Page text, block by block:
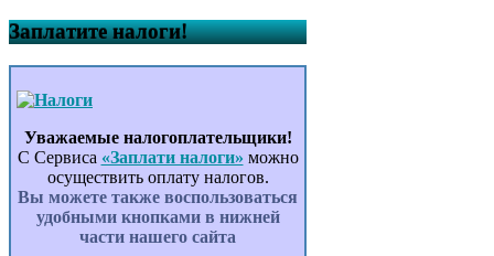
Заплатите налоги!
Уважаемые налогоплательщики!
С Сервиса «Заплати налоги» можно
осуществить оплату налогов.
Вы можете также воспользоваться
удобными кнопками в нижней
части нашего сайта